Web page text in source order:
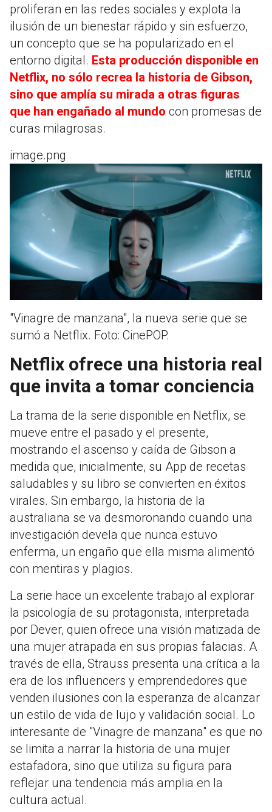
proliferan en las redes sociales y explota la
ilusión de un bienestar rápido y sin esfuerzo,
un concepto que se ha popularizado en el
entorno digital. Esta producción disponible en
Netflix, no sólo recrea la historia de Gibson,
sino que amplía su mirada a otras figuras
que han engañado al mundo con promesas de
curas milagrosas.
image.png
"Vinagre de manzana", la nueva serie que se
sumó a Netflix. Foto: CinePOP.
Netflix ofrece una historia real
que invita a tomar conciencia
La trama de la serie disponible en Netflix, se
mueve entre el pasado y el presente,
mostrando el ascenso y caída de Gibson a
medida que, inicialmente, su App de recetas
saludables y su libro se convierten en éxitos
virales. Sin embargo, la historia de la
australiana se va desmoronando cuando una
investigación devela que nunca estuvo
enferma, un engaño que ella misma alimentó
con mentiras y plagios.
La serie hace un excelente trabajo al explorar
la psicología de su protagonista, interpretada
por Dever, quien ofrece una visión matizada de
una mujer atrapada en sus propias falacias. A
través de ella, Strauss presenta una crítica a la
era de los influencers y emprendedores que
venden ilusiones con la esperanza de alcanzar
un estilo de vida de lujo y validación social. Lo
interesante de "Vinagre de manzana" es que no
se limita a narrar la historia de una mujer
estafadora, sino que utiliza su figura para
reflejar una tendencia más amplia en la
cultura actual.